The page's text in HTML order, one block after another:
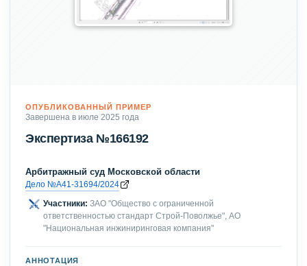
ОПУБЛИКОВАННЫЙ ПРИМЕР
Завершена в июле 2025 года
Экспертиза №166192
Арбитражный суд Московской области
Дело №А41-31694/2024
Участники: ЗАО "Общество с ограниченной
ответственностью стандарт Строй-Поволжье", АО
"Национальная инжиниринговая компания"
АННОТАЦИЯ